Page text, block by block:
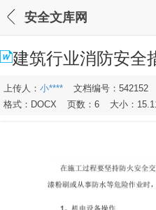
安全文库网
建筑行业消防安全
上传人： 小**** 文档编号：542152
格式：DOCX
页数：6 大小：